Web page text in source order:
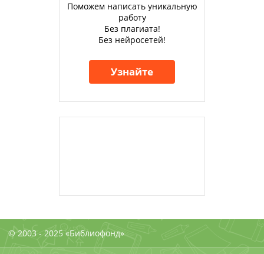
Поможем написать уникальную
работу
Без плагиата!
Без нейросетей!
Узнайте
© 2003 - 2025 «Библиофонд»